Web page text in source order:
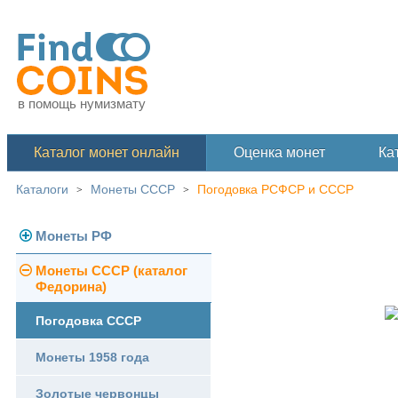
в помощь нумизмату
Каталог монет онлайн Оценка монет
Каталоги > Монеты СССР > Погодовка РСФСР и СССР
Монеты РФ
Современная Россия
Монеты СССР (каталог
Федорина)
Погодовка СССР
Монеты 1958 года
Золотые червонцы